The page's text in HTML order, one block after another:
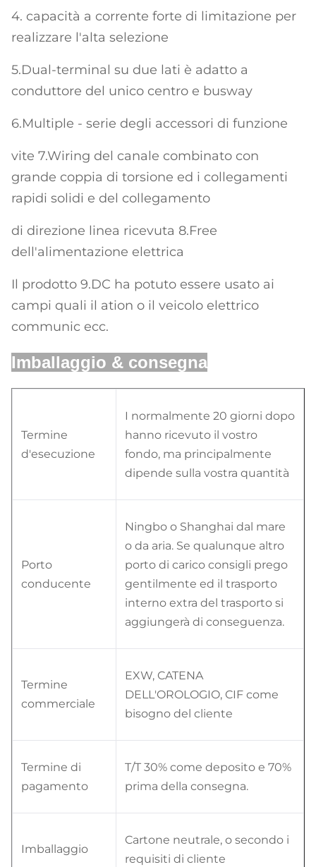
4. capacità a corrente forte di limitazione per
realizzare l'alta selezione
5.Dual-terminal su due lati è adatto a
conduttore del unico centro e busway
6.Multiple - serie degli accessori di funzione
vite 7.Wiring del canale combinato con
grande coppia di torsione ed i collegamenti
rapidi solidi e del collegamento
di direzione linea ricevuta 8.Free
dell'alimentazione elettrica
Il prodotto 9.DC ha potuto essere usato ai
campi quali il ation o il veicolo elettrico
communic ecc.
Imballaggio & consegna
Termine
d'esecuzione
I normalmente 20 giorni dopo
hanno ricevuto il vostro
fondo, ma principalmente
dipende sulla vostra quantità
Porto
conducente
Ningbo o Shanghai dal mare
o da aria. Se qualunque altro
porto di carico consigli prego
gentilmente ed il trasporto
interno extra del trasporto si
aggiungerà di conseguenza.
Termine
commerciale
EXW, CATENA
DELL'OROLOGIO, CIF come
bisogno del cliente
Termine di
pagamento
T/T 30% come deposito e 70%
prima della consegna.
Imballaggio
Cartone neutrale, o secondo i
requisiti di cliente